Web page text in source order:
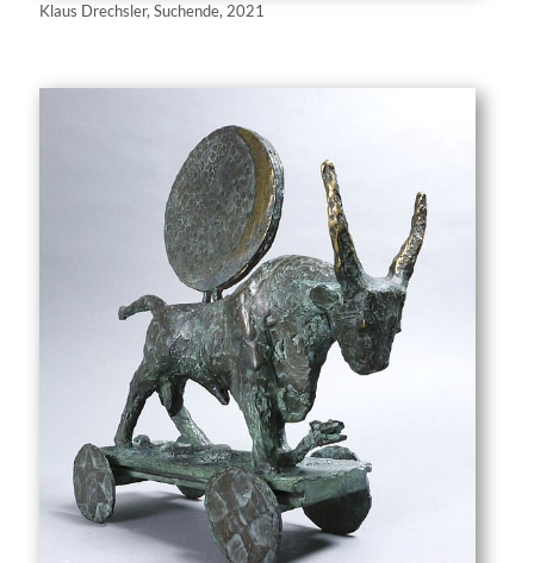
Klaus Drechsler, Suchende, 2021